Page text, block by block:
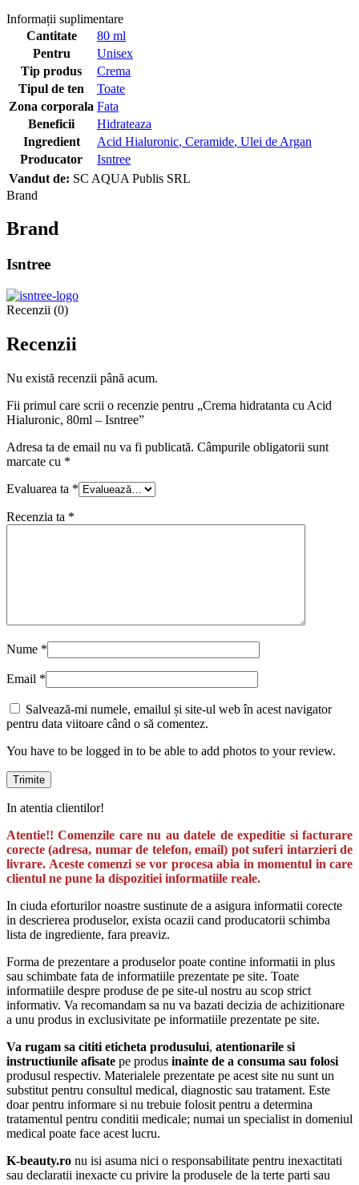
Informații suplimentare
Cantitate
80 ml
Pentru
Unisex
Tip produs
Crema
Tipul de ten
Toate
Zona corporala Fata
Beneficii
Hidrateaza
Ingredient
Acid Hialuronic, Ceramide, Ulei de Argan
Producator
Isntree
Vandut de: SC AQUA Publis SRL
Brand
Brand
Isntree
Recenzii (0)
Recenzii
Nu există recenzii până acum.
Fii primul care scrii o recenzie pentru „Crema hidratanta cu Acid
Hialuronic, 80ml – Isntree”
Adresa ta de email nu va fi publicată. Câmpurile obligatorii sunt
marcate cu *
Evaluarea ta *
Recenzia ta *
Nume *
Email *
Salvează-mi numele, emailul și site-ul web în acest navigator
pentru data viitoare când o să comentez.
You have to be logged in to be able to add photos to your review.
In atentia clientilor!
Atentie!! Comenzile care nu au datele de expeditie si facturare
corecte (adresa, numar de telefon, email) pot suferi intarzieri de
livrare. Aceste comenzi se vor procesa abia in momentul in care
clientul ne pune la dispozitiei informatiile reale.
In ciuda eforturilor noastre sustinute de a asigura informatii corecte
in descrierea produselor, exista ocazii cand producatorii schimba
lista de ingrediente, fara preaviz.
Forma de prezentare a produselor poate contine informatii in plus
sau schimbate fata de informatiile prezentate pe site. Toate
informatiile despre produse de pe site-ul nostru au scop strict
informativ. Va recomandam sa nu va bazati decizia de achizitionare
a unu produs in exclusivitate pe informatiile prezentate pe site.
Va rugam sa cititi eticheta produsului, atentionarile si
instructiunile afisate pe produs inainte de a consuma sau folosi
produsul respectiv. Materialele prezentate pe acest site nu sunt un
substitut pentru consultul medical, diagnostic sau tratament. Este
doar pentru informare si nu trebuie folosit pentru a determina
tratamentul pentru conditii medicale; numai un specialist in domeniul
medical poate face acest lucru.
K-beauty.ro nu isi asuma nici o responsabilitate pentru inexactitati
sau declaratii inexacte cu privire la produsele de la terte parti sau